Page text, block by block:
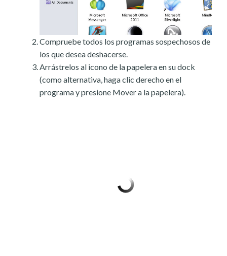
Compruebe todos los programas sospechosos de
los que desea deshacerse.
Arrástrelos al icono de la papelera en su dock
(como alternativa, haga clic derecho en el
programa y presione Mover a la papelera).